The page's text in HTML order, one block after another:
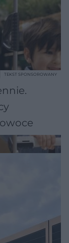
TEKST SPONSOROWANY